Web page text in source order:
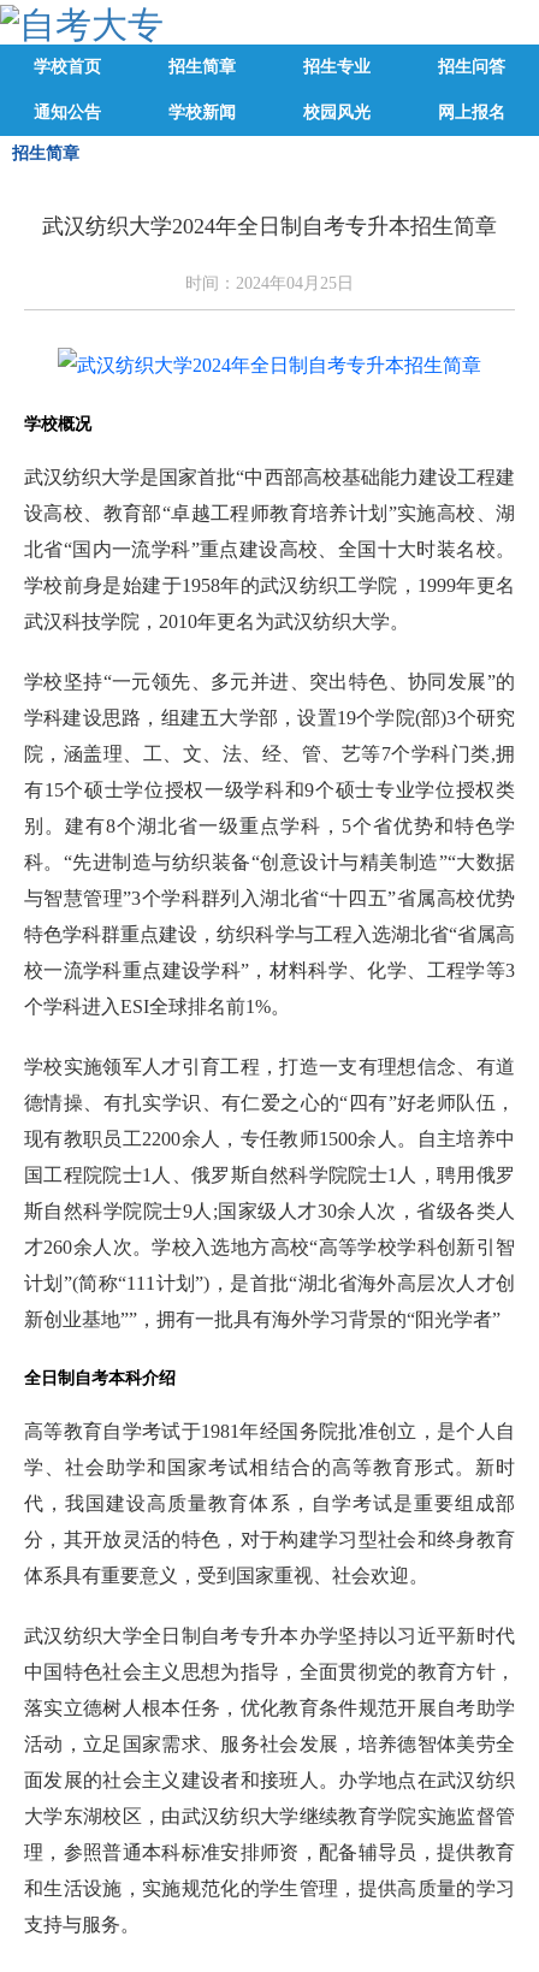
学校首页 招生简章 招生专业 招生问答
通知公告 学校新闻 校园风光 网上报名
招生简章
武汉纺织大学2024年全日制自考专升本招生简章
时间：2024年04月25日
学校概况
武汉纺织大学是国家首批“中西部高校基础能力建设工程建
设高校、教育部“卓越工程师教育培养计划”实施高校、湖
北省“国内一流学科”重点建设高校、全国十大时装名校。
学校前身是始建于1958年的武汉纺织工学院，1999年更名
武汉科技学院，2010年更名为武汉纺织大学。
学校坚持“一元领先、多元并进、突出特色、协同发展”的
学科建设思路，组建五大学部，设置19个学院(部)3个研究
院，涵盖理、工、文、法、经、管、艺等7个学科门类,拥
有15个硕士学位授权一级学科和9个硕士专业学位授权类
别。建有8个湖北省一级重点学科，5个省优势和特色学
科。“先进制造与纺织装备“创意设计与精美制造”“大数据
与智慧管理”3个学科群列入湖北省“十四五”省属高校优势
特色学科群重点建设，纺织科学与工程入选湖北省“省属高
校一流学科重点建设学科”，材料科学、化学、工程学等3
个学科进入ESI全球排名前1%。
学校实施领军人才引育工程，打造一支有理想信念、有道
德情操、有扎实学识、有仁爱之心的“四有”好老师队伍，
现有教职员工2200余人，专任教师1500余人。自主培养中
国工程院院士1人、俄罗斯自然科学院院士1人，聘用俄罗
斯自然科学院院士9人;国家级人才30余人次，省级各类人
才260余人次。学校入选地方高校“高等学校学科创新引智
计划”(简称“111计划”)，是首批“湖北省海外高层次人才创
新创业基地””，拥有一批具有海外学习背景的“阳光学者”
全日制自考本科介绍
高等教育自学考试于1981年经国务院批准创立，是个人自
学、社会助学和国家考试相结合的高等教育形式。新时
代，我国建设高质量教育体系，自学考试是重要组成部
分，其开放灵活的特色，对于构建学习型社会和终身教育
体系具有重要意义，受到国家重视、社会欢迎。
武汉纺织大学全日制自考专升本办学坚持以习近平新时代
中国特色社会主义思想为指导，全面贯彻党的教育方针，
落实立德树人根本任务，优化教育条件规范开展自考助学
活动，立足国家需求、服务社会发展，培养德智体美劳全
面发展的社会主义建设者和接班人。办学地点在武汉纺织
大学东湖校区，由武汉纺织大学继续教育学院实施监督管
理，参照普通本科标准安排师资，配备辅导员，提供教育
和生活设施，实施规范化的学生管理，提供高质量的学习
支持与服务。